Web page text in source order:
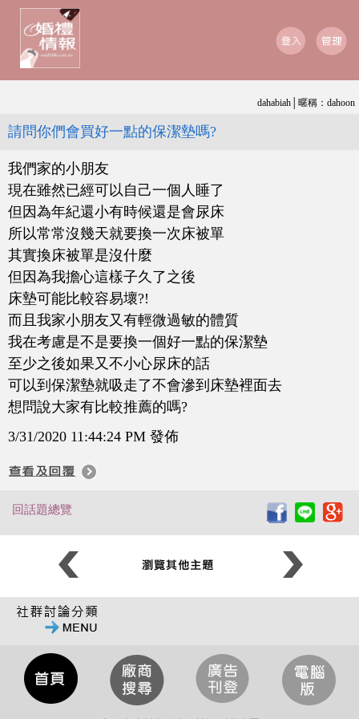
dahabiah│暱稱：dahoon
請問你們會買好一點的保潔墊嗎?
我們家的小朋友
現在雖然已經可以自己一個人睡了
但因為年紀還小有時候還是會尿床
所以常常沒幾天就要換一次床被單
其實換床被單是沒什麼
但因為我擔心這樣子久了之後
床墊可能比較容易壞?!
而且我家小朋友又有輕微過敏的體質
我在考慮是不是要換一個好一點的保潔墊
至少之後如果又不小心尿床的話
可以到保潔墊就吸走了不會滲到床墊裡面去
想問說大家有比較推薦的嗎?
3/31/2020 11:44:24 PM 發佈
回話題總覽